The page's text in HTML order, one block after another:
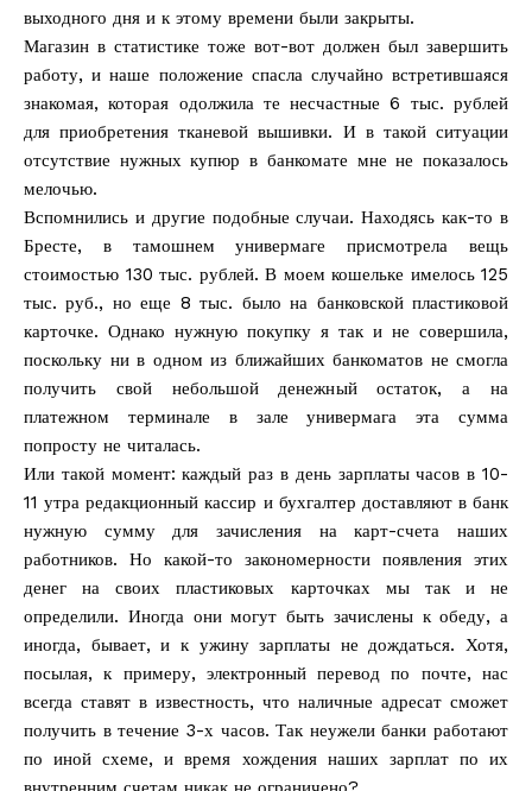
выходного дня и к этому времени были закрыты.
Магазин в статистике тоже вот-вот должен был завершить
работу, и наше положение спасла случайно встретившаяся
знакомая, которая одолжила те несчастные 6 тыс. рублей
для приобретения тканевой вышивки. И в такой ситуации
отсутствие нужных купюр в банкомате мне не показалось
мелочью.
Вспомнились и другие подобные случаи. Находясь как-то в
Бресте, в тамошнем универмаге присмотрела вещь
стоимостью 130 тыс. рублей. В моем кошельке имелось 125
тыс. руб., но еще 8 тыс. было на банковской пластиковой
карточке. Однако нужную покупку я так и не совершила,
поскольку ни в одном из ближайших банкоматов не смогла
получить свой небольшой денежный остаток, а на
платежном терминале в зале универмага эта сумма
попросту не читалась.
Или такой момент: каждый раз в день зарплаты часов в 10-
11 утра редакционный кассир и бухгалтер доставляют в банк
нужную сумму для зачисления на карт-счета наших
работников. Но какой-то закономерности появления этих
денег на своих пластиковых карточках мы так и не
определили. Иногда они могут быть зачислены к обеду, а
иногда, бывает, и к ужину зарплаты не дождаться. Хотя,
посылая, к примеру, электронный перевод по почте, нас
всегда ставят в известность, что наличные адресат сможет
получить в течение 3-х часов. Так неужели банки работают
по иной схеме, и время хождения наших зарплат по их